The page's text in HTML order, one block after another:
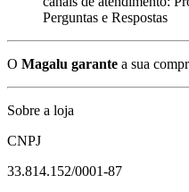
Perguntas e Respostas
O Magalu garante a sua
Sobre a loja
CNPJ
33.814.152/0001-87